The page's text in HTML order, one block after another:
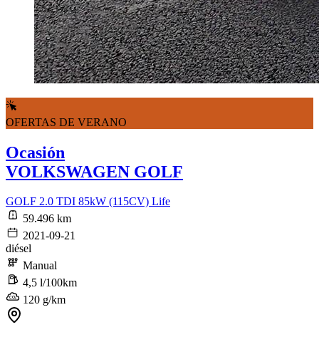
OFERTAS DE VERANO
Ocasión
VOLKSWAGEN GOLF
GOLF 2.0 TDI 85kW (115CV) Life
59.496 km
2021-09-21
diésel
Manual
4,5 l/100km
120 g/km